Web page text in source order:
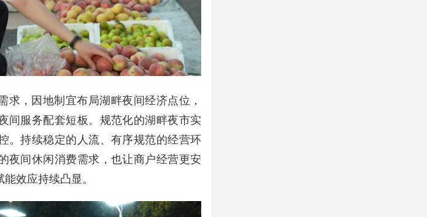
求，因地制宜布局湖畔夜间经济点位，
间服务配套短板。规范化的湖畔夜市实
。持续稳定的人流、有序规范的经营环
夜间休闲消费需求，也让商户经营更安
效应持续凸显。